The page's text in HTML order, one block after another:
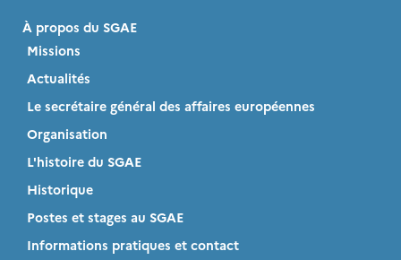
À propos du SGAE
Missions
Actualités
Le secrétaire général des affaires européennes
Organisation
L'histoire du SGAE
Historique
Postes et stages au SGAE
Informations pratiques et contact